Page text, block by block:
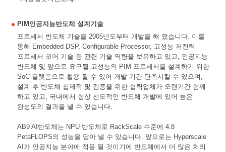
PIM인공지능반도체 설계기술
프로세서 반도체 기술을 2005년도부터 개발을 해 왔습니다. 이를
통해 Embedded DSP, Configurable Processor, 고성능 저전력
프로세서 코어 기술 등 관련 기술 역량을 보유하고 있고, 인공지능
반도체 및 앞으로 요구될 고성능의 PIM 프로세서를 설계하기 위한
SoC 플랫폼으로 활용 될 수 있어 개발 기간 단축시킬 수 있으며,
설계 후 반도체 칩제작 및 검증을 위한 협력업체가 오랜기간 함께
하고 있고, 국내에서 항상 선도적인 반도체 개발에 있어 높은
완성도의 결과를 낼 수 있습니다.
AB9 AI반도체는 NPU 반도체로 RackScale 수준에 4.8
PetaFLOPS의 성능을 담아 낼 수 있습니다. 앞으로는 Hyperscale
AI가 인공지능 분야에 적용 될 것이기에 반도체에서 더 많은 처리